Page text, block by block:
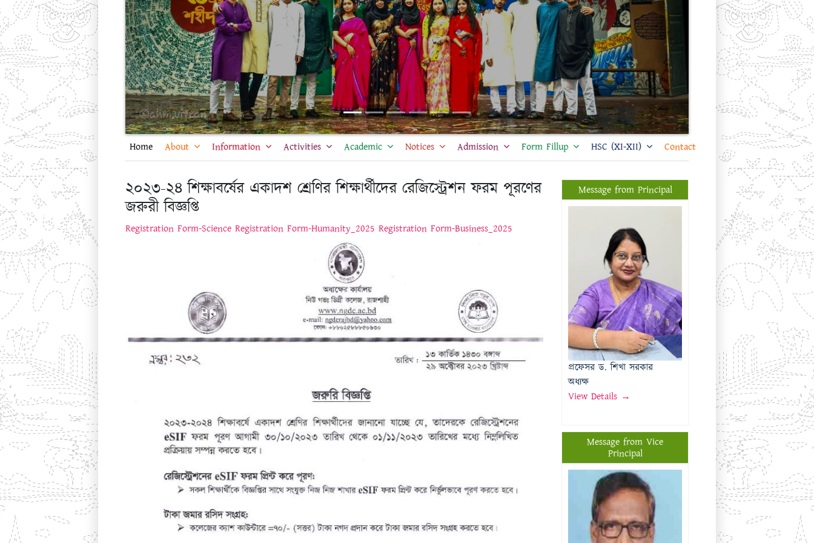
Home About Information Activities Academic Notices Admission Form Fillup HSC (XI-XII) Contact
২০২৩-২৪ শিক্ষাবর্ষের একাদশ শ্রেণির শিক্ষার্থীদের রেজিস্ট্রেশন ফরম পূরণের
জরুরী বিজ্ঞপ্তি
Registration Form-Science Registration Form-Humanity_2025 Registration Form-Business_2025
Message from Principal
প্রফেসর ড. শিখা সরকার
অধ্যক্ষ
View Details →
Message from Vice
Principal
প্রফেসর মোঃ মতিউর রহমান